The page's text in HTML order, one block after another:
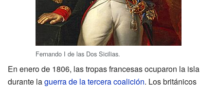
Fernando I de las Dos Sicilias.
En enero de 1806, las tropas francesas ocuparon la isla
durante laguerra de la tercera coalición. Los británicos